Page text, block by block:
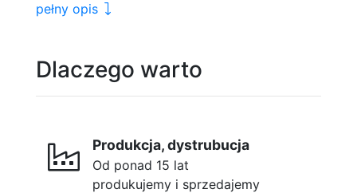
pełny opis
Dlaczego warto
Produkcja, dystrubucja
Od ponad 15 lat
produkujemy i sprzedajemy